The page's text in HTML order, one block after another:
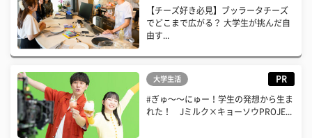
【チーズ好き必見】ブッラータチーズ
でどこまで広がる？ 大学生が挑んだ自
由す...
大学生活 PR
#ぎゅ〜〜にゅー！学生の発想から生ま
れた！ Jミルク×キョーソウPROJE...